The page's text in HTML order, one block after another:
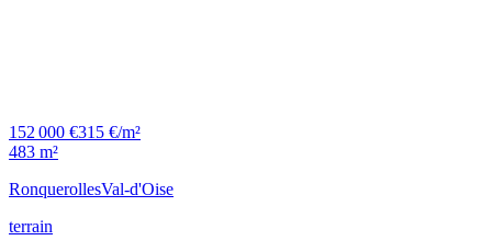
152 000 €315 €/m²
483 m²
RonquerollesVal-d'Oise
terrain